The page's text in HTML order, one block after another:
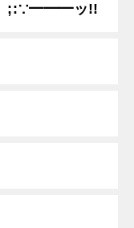
;:∵━━━ッ!!